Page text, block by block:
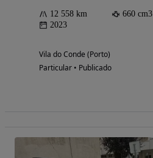
12 558 km 660 cm3
2023
Vila do Conde (Porto)
Particular • Publicado